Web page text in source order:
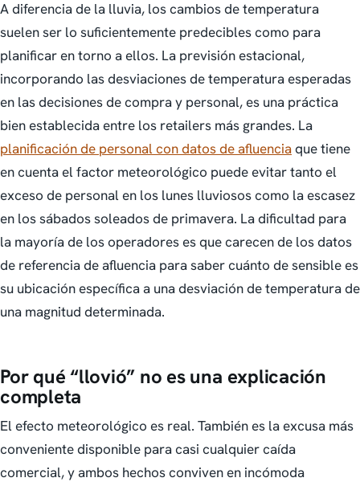
A diferencia de la lluvia, los cambios de temperatura
suelen ser lo suficientemente predecibles como para
planificar en torno a ellos. La previsión estacional,
incorporando las desviaciones de temperatura esperadas
en las decisiones de compra y personal, es una práctica
bien establecida entre los retailers más grandes. La
planificación de personal con datos de afluenciaque tiene
en cuenta el factor meteorológico puede evitar tanto el
exceso de personal en los lunes lluviosos como la escasez
en los sábados soleados de primavera. La dificultad para
la mayoría de los operadores es que carecen de los datos
de referencia de afluencia para saber cuánto de sensible es
su ubicación específica a una desviación de temperatura de
una magnitud determinada.
Por qué “llovió” no es una explicación
completa
El efecto meteorológico es real. También es la excusa más
conveniente disponible para casi cualquier caída
comercial, y ambos hechos conviven en incómoda